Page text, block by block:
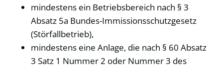
mindestens ein Betriebsbereich nach § 3
Absatz 5a Bundes-Immissionsschutzgesetz
(Störfallbetrieb),
mindestens eine Anlage, die nach § 60 Absatz
3 Satz 1 Nummer 2 oder Nummer 3 des